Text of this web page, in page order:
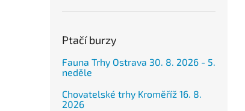
Ptačí burzy
Fauna Trhy Ostrava 30. 8. 2026 - 5.
neděle
Chovatelské trhy Kroměříž 16. 8.
2026